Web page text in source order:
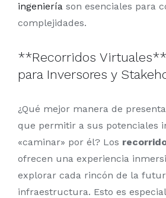
ingeniería son esenciales para
complejidades.
**Recorridos
para Inversores y
¿Qué mejor manera de
que permitir a sus potenciales
«caminar» por él? Los
ofrecen una experiencia
explorar cada rincón de la
infraestructura. Esto es